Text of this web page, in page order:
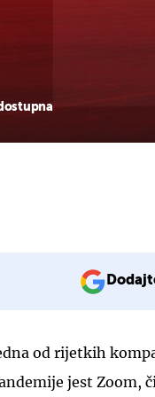
od rijetkih
jest Zoom,